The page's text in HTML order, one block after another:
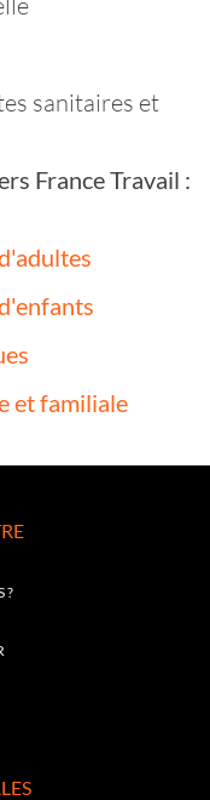
sanitaires et
France Travail :
et familiale
?